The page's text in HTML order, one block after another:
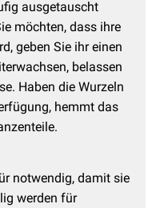
ausgetauscht
möchten, dass ihre
geben Sie ihr einen
belassen
Haben die Wurzeln
hemmt das
notwendig, damit sie
werden für